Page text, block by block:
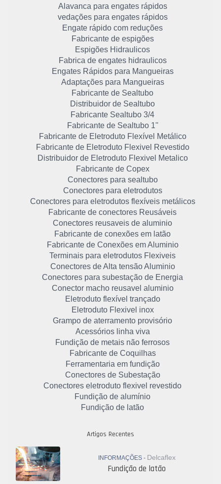
Alavanca para engates rápidos
vedações para engates rápidos
Engate rápido com reduções
Fabricante de espigões
Espigões Hidraulicos
Fabrica de engates hidraulicos
Engates Rápidos para Mangueiras
Adaptações para Mangueiras
Fabricante de Sealtubo
Distribuidor de Sealtubo
Fabricante Sealtubo 3/4
Fabricante de Sealtubo 1''
Fabricante de Eletroduto Flexível Metálico
Fabricante de Eletroduto Flexivel Revestido
Distribuidor de Eletroduto Flexivel Metalico
Fabricante de Copex
Conectores para sealtubo
Conectores para eletrodutos
Conectores para eletrodutos flexíveis metálicos
Fabricante de conectores Reusáveis
Conectores reusaveis de aluminio
Fabricante de conexões em latão
Fabricante de Conexões em Aluminio
Terminais para eletrodutos Flexiveis
Conectores de Alta tensão Aluminio
Conectores para subestação de Energia
Conector macho reusavel aluminio
Eletroduto flexível trançado
Eletroduto Flexivel inox
Grampo de aterramento provisório
Acessórios linha viva
Fundição de metais não ferrosos
Fabricante de Coquilhas
Ferramentaria em fundição
Conectores de Subestação
Conectores eletroduto flexivel revestido
Fundição de alumínio
Fundição de latão
Artigos Recentes
INFORMAÇÕES - Delcaflex
Fundição de latão